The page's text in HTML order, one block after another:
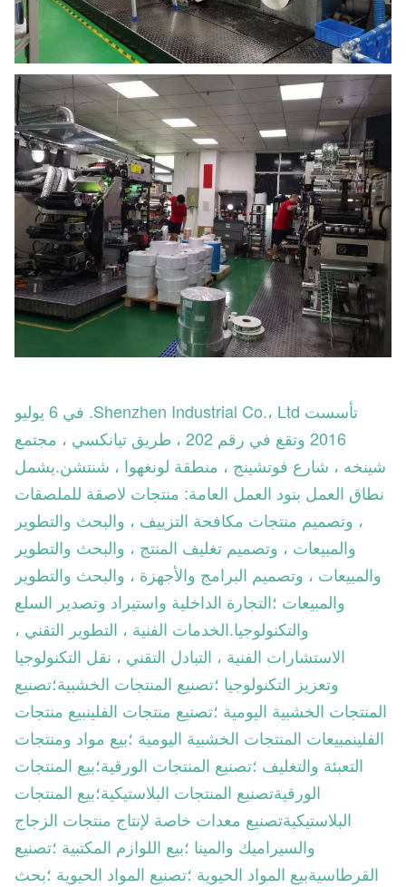
تأسست Shenzhen Industrial Co.، Ltd. في 6 يوليو
2016 وتقع في رقم 202 ، طريق تيانكسي ، مجتمع
شينخه ، شارع فوتشينج ، منطقة لونغهوا ، شنتشن.يشمل
نطاق العمل بنود العمل العامة: منتجات لاصقة للملصقات
، وتصميم منتجات مكافحة التزييف ، والبحث والتطوير
والمبيعات ، وتصميم تغليف المنتج ، والبحث والتطوير
والمبيعات ، وتصميم البرامج والأجهزة ، والبحث والتطوير
والمبيعات ؛التجارة الداخلية واستيراد وتصدير السلع
والتكنولوجيا.الخدمات الفنية ، التطوير التقني ،
الاستشارات الفنية ، التبادل التقني ، نقل التكنولوجيا
وتعزيز التكنولوجيا ؛تصنيع المنتجات الخشبية؛تصنيع
المنتجات الخشبية اليومية ؛تصنيع منتجات الفلينبيع منتجات
الفلينمبيعات المنتجات الخشبية اليومية ؛بيع مواد ومنتجات
التعبئة والتغليف ؛تصنيع المنتجات الورقية؛بيع المنتجات
الورقيةتصنيع المنتجات البلاستيكية؛بيع المنتجات
البلاستيكيةتصنيع معدات خاصة لإنتاج منتجات الزجاج
والسيراميك والمينا ؛بيع اللوازم المكتبية ؛تصنيع
القرطاسيةبيع المواد الحيوية ؛تصنيع المواد الحيوية ؛بحث